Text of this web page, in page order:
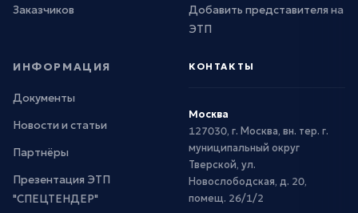
Заказчиков
Добавить представителя на
ЭТП
ИНФОРМАЦИЯ
Документы
Новости и статьи
Партнёры
Презентация ЭТП
"СПЕЦТЕНДЕР"
КОНТАКТЫ
Москва
127030, г. Москва, вн. тер. г.
муниципальный округ
Тверской, ул.
Новослободская, д. 20,
помещ. 26/1/2